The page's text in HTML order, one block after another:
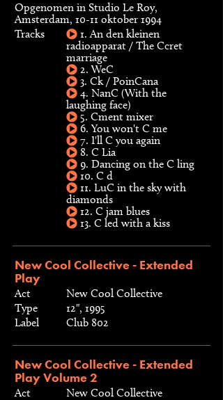
Opgenomen in Studio Le Roy,
Amsterdam, 10-11 oktober 1994
Tracks
1. An den kleinen
radioapparat / The Ccret
marriage
2. WeC
3. Ck / PoinCana
4. NanC (With the
laughing face)
5. Cment mixer
6. You won't C me
7. I'll C you again
8. C Lia
9. Dancing on the C ling
10. C d
11. LuC in the sky with
diamonds
12. C jam blues
13. C led with a kiss
New Cool Collective - Extended
Play
Act
New Cool Collective
Type
12", 1995
Label
Club 802
New Cool Collective - Extended
Play Volume 2
Act
New Cool Collective